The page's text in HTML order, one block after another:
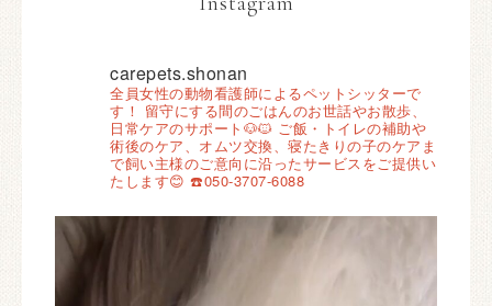
carepets.shonan
全員女性の動物看護師によるペットシッターで
す！ 留守にする間のごはんのお世話やお散歩、
日常ケアのサポート🐶🐱 ご飯・トイレの補助や
術後のケア、オムツ交換、寝たきりの子のケアま
で飼い主様のご意向に沿ったサービスをご提供い
たします😊 ☎️050-3707-6088